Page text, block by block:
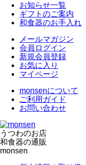
お知らせ一覧
ギフトのご案内
和食器のお手入れ
メールマガジン
会員ログイン
新規会員登録
お気に入り
マイページ
monsenについて
ご利用ガイド
お問い合わせ
うつわのお店
和食器の通販
monsen